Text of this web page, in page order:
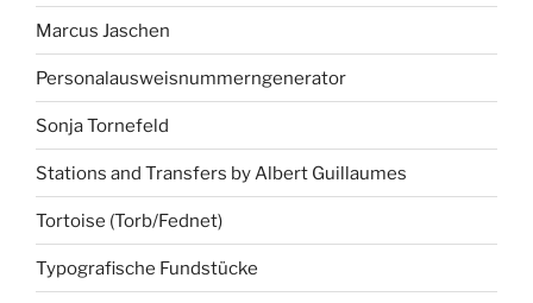
Marcus Jaschen
Personalausweisnummerngenerator
Sonja Tornefeld
Stations and Transfers by Albert Guillaumes
Tortoise (Torb/Fednet)
Typografische Fundstücke